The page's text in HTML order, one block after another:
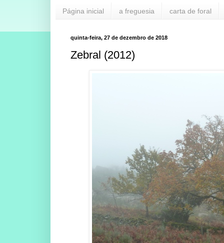
Página inicial a freguesia carta de foral
quinta-feira, 27 de dezembro de 2018
Zebral (2012)